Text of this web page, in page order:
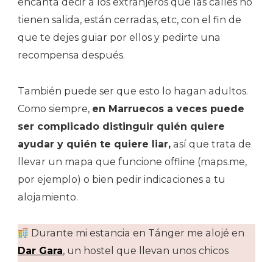
tienen salida, están cerradas, etc, con el fin de
que te dejes guiar por ellos y pedirte una
recompensa después.
También puede ser que esto lo hagan adultos.
Como siempre, en Marruecos a veces puede
ser complicado distinguir quién quiere
ayudar y quién te quiere liar, así que trata de
llevar un mapa que funcione offline (maps.me,
por ejemplo) o bien pedir indicaciones a tu
alojamiento.
Durante mi estancia en Tánger me alojé en
Dar Gara, un hostel que llevan unos chicos